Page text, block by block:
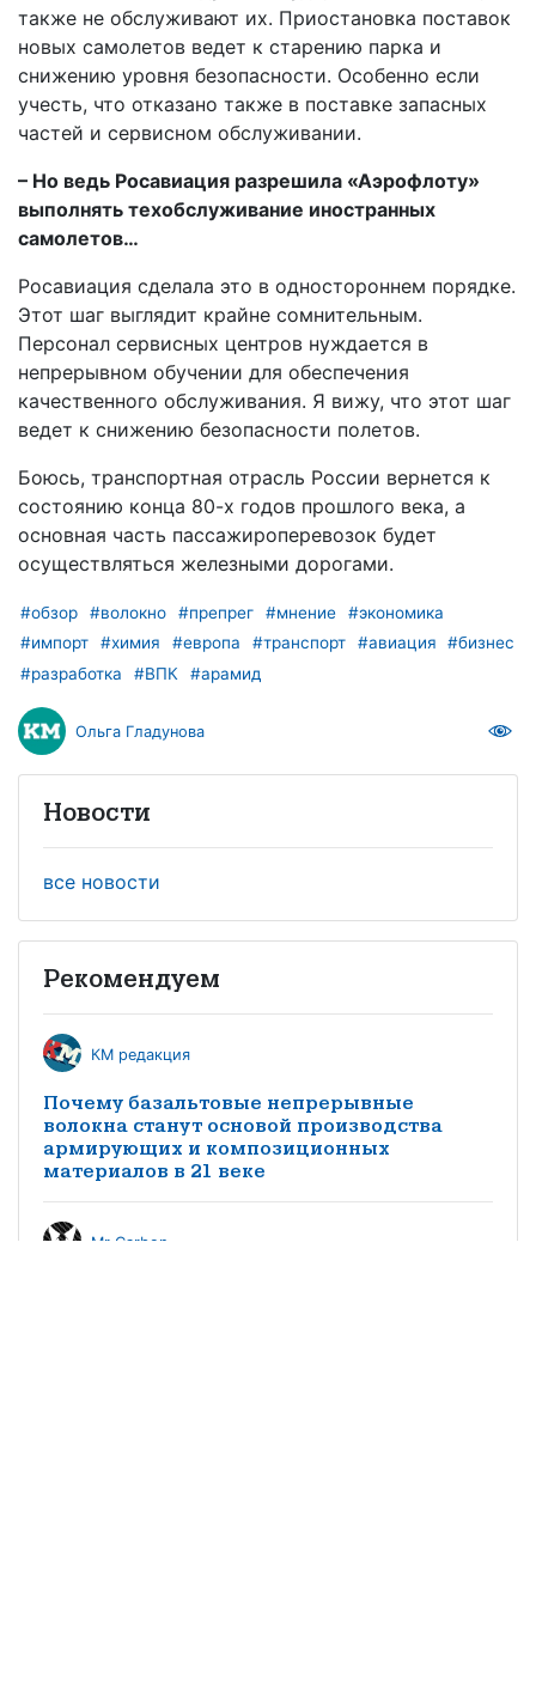
также не обслуживают их. Приостановка поставок
новых самолетов ведет к старению парка и
снижению уровня безопасности. Особенно если
учесть, что отказано также в поставке запасных
частей и сервисном обслуживании.
– Но ведь Росавиация разрешила «Аэрофлоту»
выполнять техобслуживание иностранных
самолетов…
Росавиация сделала это в одностороннем порядке.
Этот шаг выглядит крайне сомнительным.
Персонал сервисных центров нуждается в
непрерывном обучении для обеспечения
качественного обслуживания. Я вижу, что этот шаг
ведет к снижению безопасности полетов.
Боюсь, транспортная отрасль России вернется к
состоянию конца 80-х годов прошлого века, а
основная часть пассажироперевозок будет
осуществляться железными дорогами.
#обзор #волокно #препрег #мнение
#экономика
#импорт
#химия #европа #транспорт #авиация
#бизнес
#разработка
#ВПК #арамид
Ольга Гладунова
Новости
все новости
Рекомендуем
КМ редакция
Почему базальтовые непрерывные
волокна станут основой производства
армирующих и композиционных
материалов в 21 веке
Mr Carbon